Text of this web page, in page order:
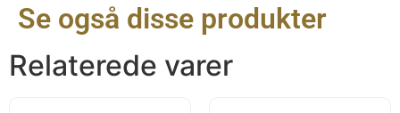
Se også disse produkter
Relaterede varer